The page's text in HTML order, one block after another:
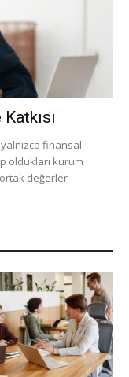
finansal
oldukları kurum
değerler